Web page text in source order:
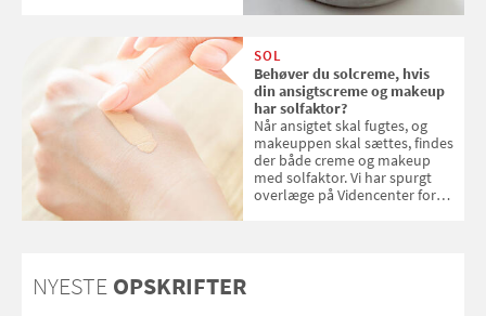
SOL
Behøver du solcreme, hvis
din ansigtscreme og makeup
har solfaktor?
Når ansigtet skal fugtes, og
makeuppen skal sættes, findes
der både creme og makeup
med solfaktor. Vi har spurgt
overlæge på Videncenter for
NYESTE OPSKRIFTER